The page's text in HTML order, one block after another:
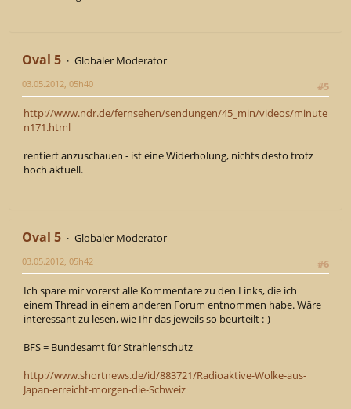
Oval 5
Globaler Moderator
#5
03.05.2012, 05h40
http://www.ndr.de/fernsehen/sendungen/45_min/videos/minute
n171.html
rentiert anzuschauen - ist eine Widerholung, nichts desto trotz
hoch aktuell.
Oval 5
Globaler Moderator
#6
03.05.2012, 05h42
Ich spare mir vorerst alle Kommentare zu den Links, die ich
einem Thread in einem anderen Forum entnommen habe. Wäre
interessant zu lesen, wie Ihr das jeweils so beurteilt :-)
BFS = Bundesamt für Strahlenschutz
http://www.shortnews.de/id/883721/Radioaktive-Wolke-aus-
Japan-erreicht-morgen-die-Schweiz